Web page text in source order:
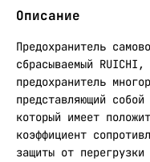
Описание
Предохранитель
сбрасываемый
предохранитель
представляющий
который имеет
коэффициент
защиты от